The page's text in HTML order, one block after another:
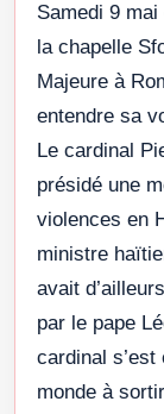
Samedi 9
la chapelle
Majeure à
entendre sa
Le cardinal
présidé une
violences en
ministre
avait
par le pape
cardinal
monde à